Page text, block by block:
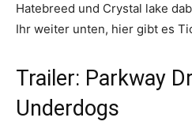
Hatebreed und Crystal lake
Ihr weiter unten, hier gibt es
Trailer: Parkway
Underdogs